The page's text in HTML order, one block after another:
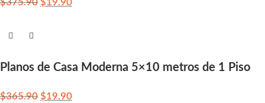
Planos de Casa Moderna 5×10 metros de 1 Piso
$365.90 $19.90